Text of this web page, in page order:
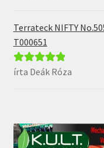
Terrateck NIFTY
T000651
Értékelés: 5/
írta Deák Róza